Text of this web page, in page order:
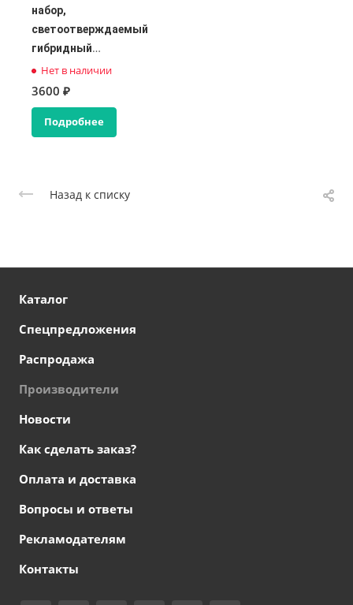
набор,
светоотверждаемый
гибридный
композитный материал
Нет в наличии
3600 ₽
Подробнее
Назад к списку
Каталог
Спецпредложения
Распродажа
Производители
Новости
Как сделать заказ?
Оплата и доставка
Вопросы и ответы
Рекламодателям
Контакты